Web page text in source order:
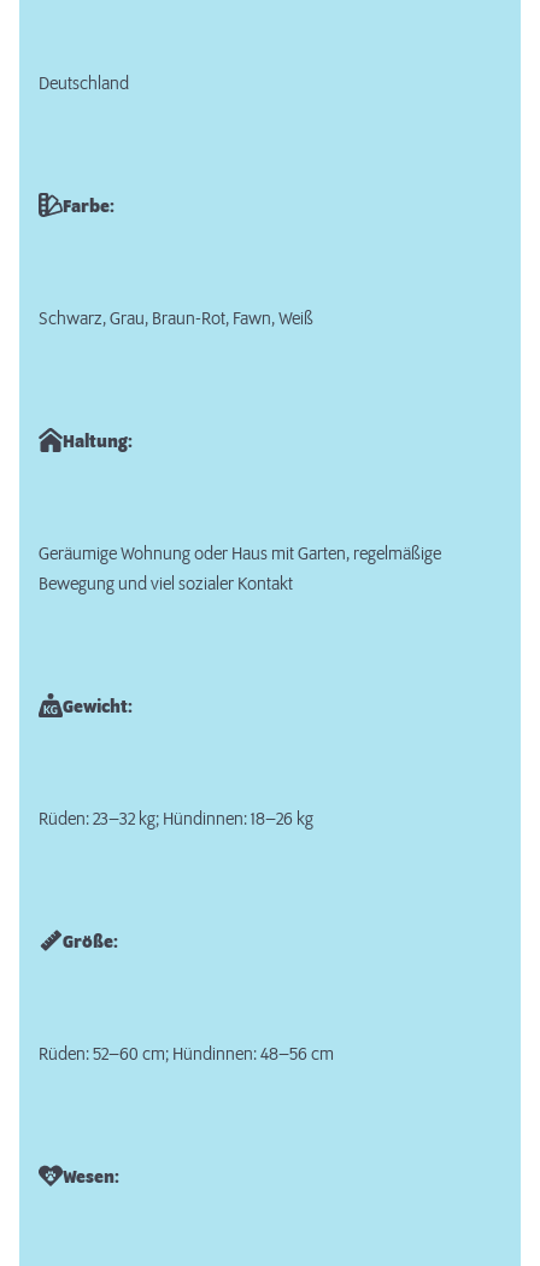
Deutschland
Farbe:
Schwarz, Grau, Braun-Rot, Fawn, Weiß
Haltung:
Geräumige Wohnung oder Haus mit Garten, regelmäßige
Bewegung und viel sozialer Kontakt
Gewicht:
Rüden: 23–32 kg; Hündinnen: 18–26 kg
Größe:
Rüden: 52–60 cm; Hündinnen: 48–56 cm
Wesen: